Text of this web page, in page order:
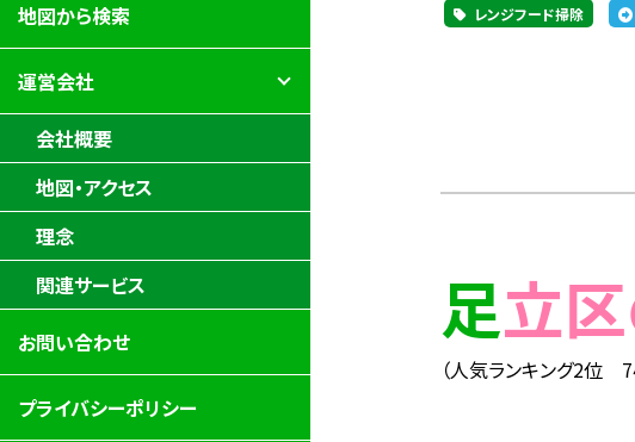
レンジフード掃除
足立
（人気ランキング2位
地図から検索
運営会社
会社概要
地図・アクセス
理念
関連サービス
お問い合わせ
プライバシーポリシー